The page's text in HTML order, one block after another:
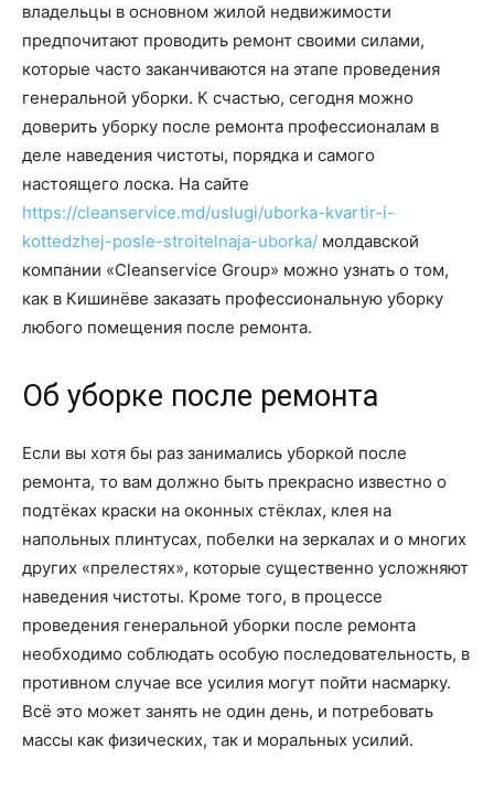
владельцы в основном жилой недвижимости
предпочитают проводить ремонт своими силами,
которые часто заканчиваются на этапе проведения
генеральной уборки. К счастью, сегодня можно
доверить уборку после ремонта профессионалам в
деле наведения чистоты, порядка и самого
настоящего лоска. На сайте
https://cleanservice.md/uslugi/uborka-kvartir-i-
kottedzhej-posle-stroitelnaja-uborka/ молдавской
компании «Cleanservice Group» можно узнать о том,
как в Кишинёве заказать профессиональную уборку
любого помещения после ремонта.
Об уборке после ремонта
Если вы хотя бы раз занимались уборкой после
ремонта, то вам должно быть прекрасно известно о
подтёках краски на оконных стёклах, клея на
напольных плинтусах, побелки на зеркалах и о многих
других «прелестях», которые существенно усложняют
наведения чистоты. Кроме того, в процессе
проведения генеральной уборки после ремонта
необходимо соблюдать особую последовательность, в
противном случае все усилия могут пойти насмарку.
Всё это может занять не один день, и потребовать
массы как физических, так и моральных усилий.